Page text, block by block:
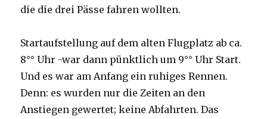
die die drei Pässe fahren wollten.
Startaufstellung auf dem alten Flugplatz ab ca.
8°° Uhr -war dann pünktlich um 9°° Uhr Start.
Und es war am Anfang ein ruhiges Rennen.
Denn: es wurden nur die Zeiten an den
Anstiegen gewertet; keine Abfahrten. Das